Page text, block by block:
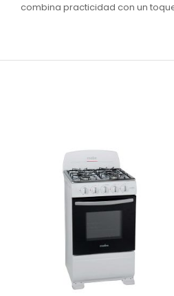
combina practicidad con un